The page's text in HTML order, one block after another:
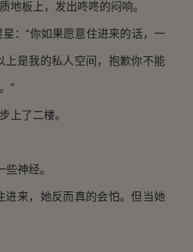
板上，发出咚咚的闷响。
：“你如果愿意住进来的话，一
是我的私人空间，抱歉你不能
”
了二楼。
神经。
来，她反而真的会怕。但当她